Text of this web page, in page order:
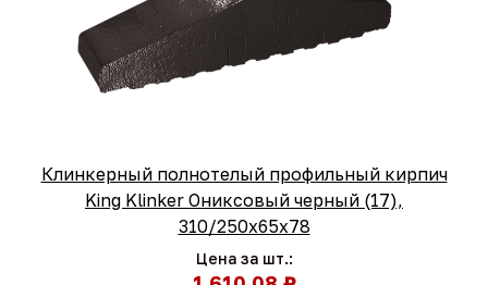
Клинкерный полнотелый профильный кирпич
King Klinker Ониксовый черный (17),
310/250x65x78
Цена за шт.: